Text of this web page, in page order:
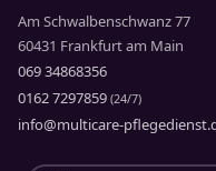
Am Schwalbenschwanz 77
60431 Frankfurt am Main
069 34868356
0162 7297859 (24/7)
info@multicare-